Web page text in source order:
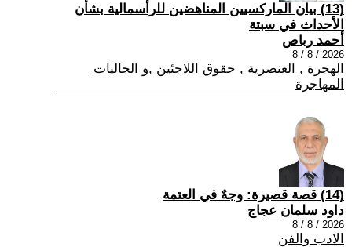
(13) بيان الماركسيين المناهضين للرأسمالية بشأن
الأحداث في سبتة
أحمد رباص
2026 / 8 / 8
الهجرة , العنصرية , حقوق اللاجئين ,و الجاليات
المهاجرة
(14) قصة قصيرة: وجهٌ في العتمة
داود سلمان عجاج
2026 / 8 / 8
الادب والفن